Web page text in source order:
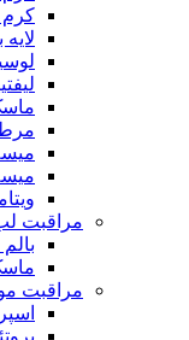
لایه
مراقبت
مراقبت